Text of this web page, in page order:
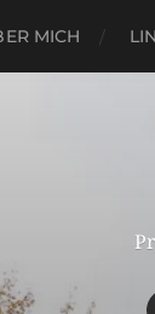
MICH